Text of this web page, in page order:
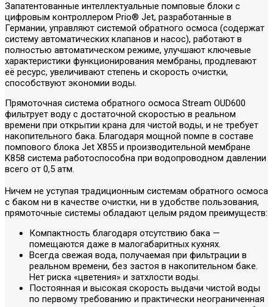
Запатентованные интеллектуальные помповые блоки с
цифровым контроллером Prio® Jet, разработанные в
Германии, управляют системой обратного осмоса (содержат
систему автоматических клапанов и насос), работают в
полностью автоматическом режиме, улучшают ключевые
характеристики функционирования мембраны, продлевают
её ресурс, увеличивают степень и скорость очистки,
способствуют экономии воды.
Прямоточная система обратного осмоса Stream OUD600
фильтрует воду с достаточной скоростью в реальном
времени при открытии крана для чистой воды, и не требует
накопительного бака. Благодаря мощной помпе в составе
помпового блока Jet X855 и производительной мембране
K858 система работоспособна при водопроводном давлении
всего от 0,5 атм.
Ничем не уступая традиционным системам обратного осмоса
с баком ни в качестве очистки, ни в удобстве пользования,
прямоточные системы обладают целым рядом преимуществ:
Компактность благодаря отсутствию бака —
помещаются даже в малогабаритных кухнях.
Всегда свежая вода, получаемая при фильтрации в
реальном времени, без застоя в накопительном баке.
Нет риска «цветения» и затхлости воды.
Постоянная и высокая скорость выдачи чистой воды
по первому требованию и практически неограниченная